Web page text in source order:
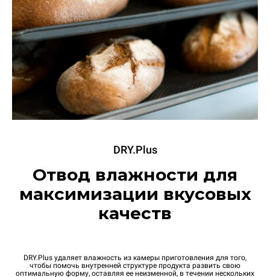
DRY.Plus
Отвод влажности для
максимизации вкусовых
качеств
DRY.Plus удаляет влажность из камеры приготовления для того,
чтобы помочь внутренней структуре продукта развить свою
оптимальную форму, оставляя ее неизменной, в течении нескольких